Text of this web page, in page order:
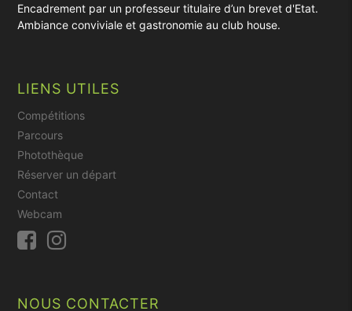
Encadrement par un professeur titulaire d’un brevet d'Etat.
Ambiance conviviale et gastronomie au club house.
LIENS UTILES
Compétitions
Parcours
Photothèque
Réserver un départ
Contact
Webcam
NOUS CONTACTER